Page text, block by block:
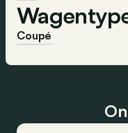
Coupé